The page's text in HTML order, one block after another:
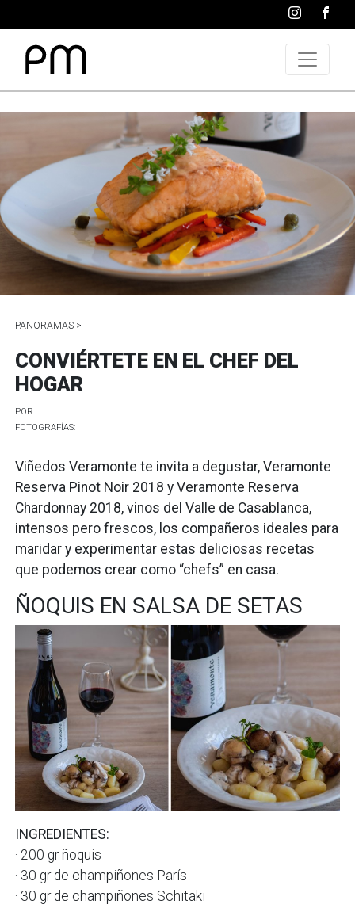
PANORAMAS >
CONVIÉRTETE EN EL CHEF DEL
HOGAR
POR:
FOTOGRAFÍAS:
Viñedos Veramonte te invita a degustar, Veramonte
Reserva Pinot Noir 2018 y Veramonte Reserva
Chardonnay 2018, vinos del Valle de Casablanca,
intensos pero frescos, los compañeros ideales para
maridar y experimentar estas deliciosas recetas
que podemos crear como “chefs” en casa.
ÑOQUIS EN SALSA DE SETAS
INGREDIENTES:
· 200 gr ñoquis
· 30 gr de champiñones París
· 30 gr de champiñones Schitaki